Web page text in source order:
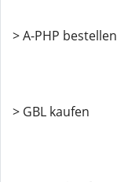
> A-PHP bestellen
> GBL kaufen